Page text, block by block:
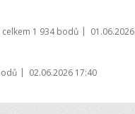
celkem 1 934 bodů |
| 02.06.2026 17:40